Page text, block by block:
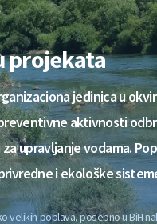
projekata
jedinica u
aktivnosti
upravljanje vodama.
i ekološke
velikih poplava, posebno u BiH